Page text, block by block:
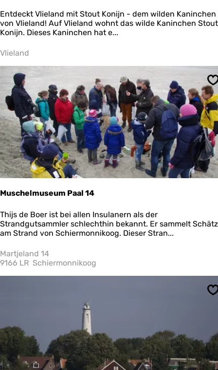
u
r
o
e
e
r
S
t
o
t
o
i
n
-
d
e
m
w
i
l
d
e
n
a
n
i
c
h
l
i
e
l
a
Entdeckt Vlieland mit Stout Konijn - dem wilden Kaninchen
von Vlieland! Auf Vlieland wohnt das wilde Kaninchen Stout
Konijn. Dieses Kaninchen hat e...
Vlieland
Muschelmuseum Paal 14
M
u
s
h
e
m
m
P
a
a
l
Thijs de Boer ist bei allen Insulanern als der
Strandgutsammler schlechthin bekannt. Er sammelt
am Strand von Schiermonnikoog. Dieser Stran...
Martjeland 14
9166 LR Schiermonnikoog